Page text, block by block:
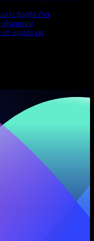
βοηθά ένα
ομιλία για